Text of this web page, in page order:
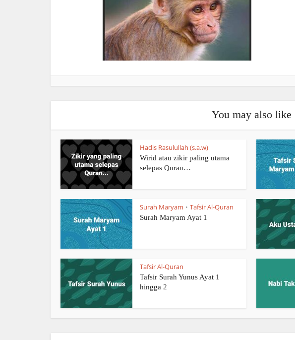
You may also like
Hadis Rasulullah (s.a.w)
Wirid atau zikir paling utama
selepas Quran…
Surah Maryam • Tafsir Al-Quran
Surah Maryam Ayat 1
Tafsir Al-Quran
Tafsir Surah Yunus Ayat 1
hingga 2